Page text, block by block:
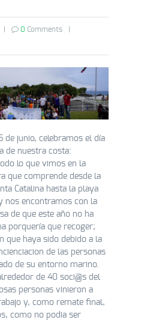
0 Comments
de junio, celebramos el día
de nuestra costa:
lo que vimos en la
que comprende desde la
Catalina hasta la playa
nos encontramos con la
de que este año no ha
porquería que recoger;
que haya sido debido a la
de las personas
de su entorno marino.
de 40 soci@s del
personas vinieron a
y, como remate final,
como no podia ser